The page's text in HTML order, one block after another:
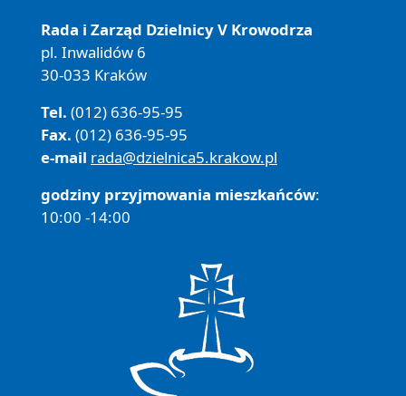
Rada i Zarząd Dzielnicy V Krowodrza
pl. Inwalidów 6
30-033 Kraków
Tel. (012) 636-95-95
Fax. (012) 636-95-95
e-mail rada@dzielnica5.krakow.pl
godziny przyjmowania mieszkańców:
10:00 -14:00